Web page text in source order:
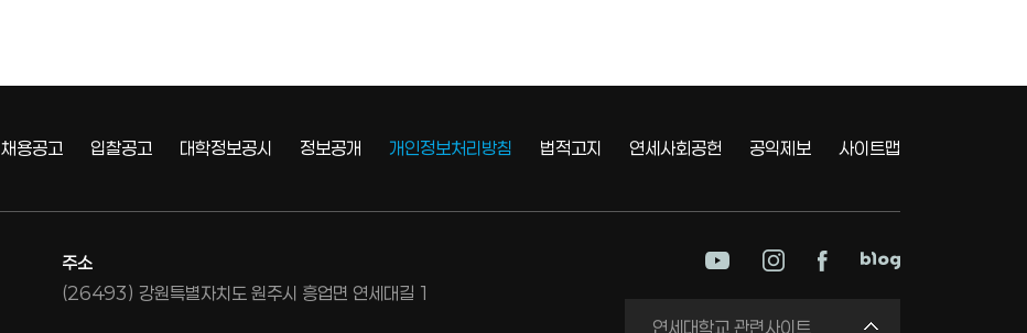
채용공고 입찰공고 대학정보공시 정보공개 개인정보처리방침 법적고지 연세사회공헌 공익제보 사이트맵
주소
(26493) 강원특별자치도 원주시 흥업면 연세대길 1
연세대학교 관련사이트
미래평생교육원